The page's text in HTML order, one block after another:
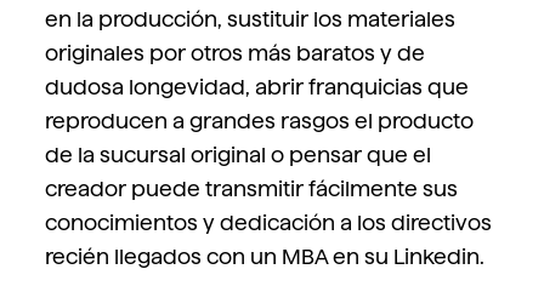
en la producción, sustituir los materiales
originales por otros más baratos y de
dudosa longevidad, abrir franquicias que
reproducen a grandes rasgos el producto
de la sucursal original o pensar que el
creador puede transmitir fácilmente sus
conocimientos y dedicación a los directivos
recién llegados con un MBA en su Linkedin.